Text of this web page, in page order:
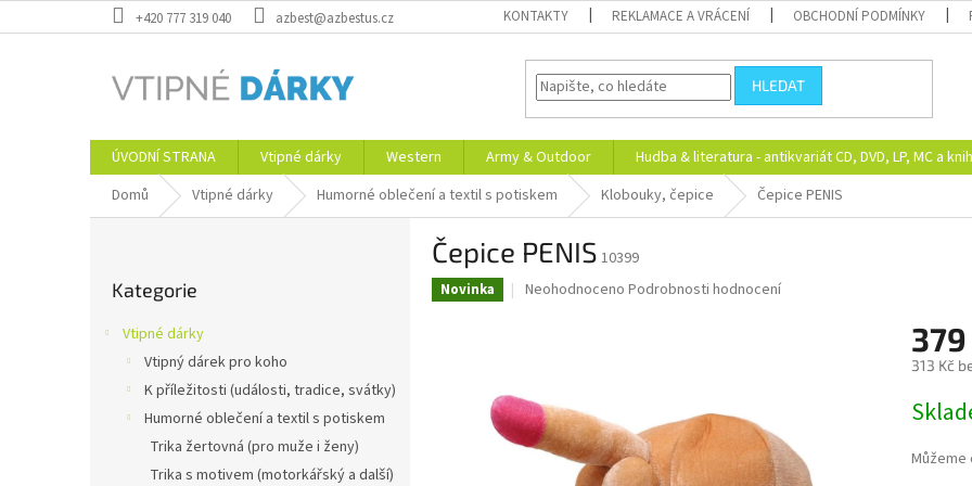
na
+420 777 319 040 azbest@azbestus.cz KONTAKTY REKLAMACE A VRÁCENÍ OBCHODNÍ PODMÍNKY
HLEDAT
ÚVODNÍ STRANA Vtipné dárky Western Army & Outdoor Hudba & literatura - antikvariát CD, DVD, LP, MC a
Domů
Vtipné dárky Humorné oblečení a textil s potiskem Klobouky, čepice Čepice PENIS
kategorie
Kategorie
Vtipné dárky
Vtipný dárek pro koho
K příležitosti (události, tradice, svátky)
Humorné oblečení a textil s potiskem
Trika žertovná (pro muže i ženy)
Trika s motivem (motorkářský a další)
Čepice PENIS 10399
Novinka
Průměrné
5
hvězdiček.
Neohodnoceno Podrobnosti hodnocení
379
313 Kč
cena:
Můžeme